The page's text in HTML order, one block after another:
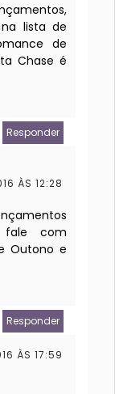
lista de
de
Chase é
Responder
ÀS 12:28
fale com
Outono e
Responder
ÀS 17:59